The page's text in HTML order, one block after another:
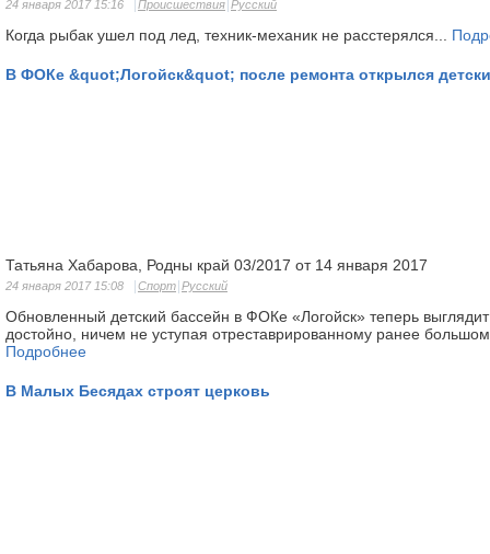
24 января 2017 15:16 Происшествия Русский
Когда рыбак ушел под лед, техник-механик не расстерялся...
В ФОКе &quot;Логойск&quot; после ремонта открылся
Татьяна Хабарова, Родны край 03/2017 от 14 января 2017
24 января 2017 15:08 Спорт Русский
Обновленный детский бассейн в ФОКе «Логойск» теперь
достойно, ничем не уступая отреставрированному ранее
Подробнее
В Малых Бесядах строят церковь